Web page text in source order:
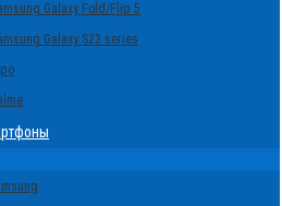
Galaxy Fold/Flip 5
Galaxy S23 series